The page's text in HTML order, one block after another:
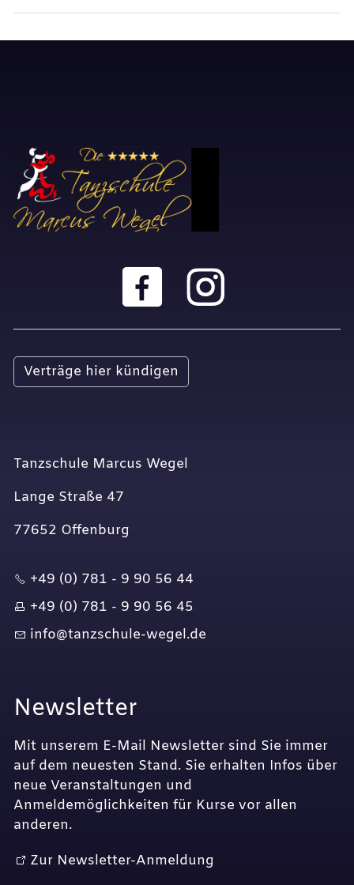
Verträge hier kündigen
Tanzschule Marcus Wegel
Lange Straße 47
77652 Offenburg
+49 (0) 781 - 9 90 56 44
+49 (0) 781 - 9 90 56 45
nf
t nzsch l -w g l d
Newsletter
Mit unserem E-Mail Newsletter sind Sie immer
auf dem neuesten Stand. Sie erhalten Infos über
neue Veranstaltungen und
Anmeldemöglichkeiten für Kurse vor allen
anderen.
Zur Newsletter-Anmeldung